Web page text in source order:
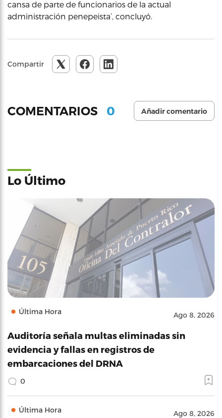
cansa de parte de funcionarios de la actual
administración penepeista’, concluyó.
Compartir
COMENTARIOS 0 Añadir comentario
Lo Último
Última Hora Ago 8, 2026
Auditoría señala multas eliminadas sin
evidencia y fallas en registros de
embarcaciones del DRNA
0
Última Hora Ago 8, 2026